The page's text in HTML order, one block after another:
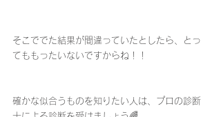
そこででた結果が間違っていたとしたら、とっ
てももったいないですからね！！
確かな似合うものを知りたい人は、プロの診断